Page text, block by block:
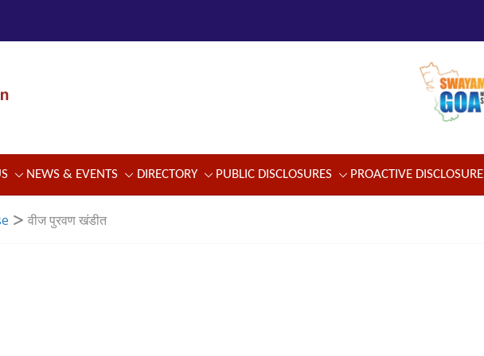
NEWS & EVENTS DIRECTORY PUBLIC DISCLOSURES PROACTIVE DISCLOSURE
वीज पुरवण खंडीत